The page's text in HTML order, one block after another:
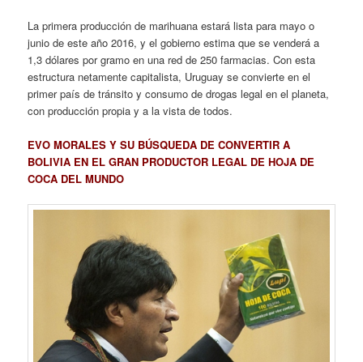
La primera producción de marihuana estará lista para mayo o
junio de este año 2016, y el gobierno estima que se venderá a
1,3 dólares por gramo en una red de 250 farmacias. Con esta
estructura netamente capitalista, Uruguay se convierte en el
primer país de tránsito y consumo de drogas legal en el planeta,
con producción propia y a la vista de todos.
EVO MORALES Y SU BÚSQUEDA DE CONVERTIR A
BOLIVIA EN EL GRAN PRODUCTOR LEGAL DE HOJA DE
COCA DEL MUNDO